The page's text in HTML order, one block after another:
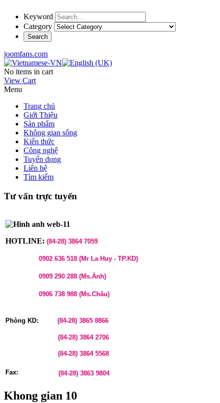
Keyword
Category
joomfans.com
No items in cart
View Cart
Menu
Trang chủ
Giới Thiệu
Sản phẩm
Không gian sống
Kiến thức
Công nghệ
Tuyển dụng
Liên hệ
Tìm kiếm
Tư vấn trực tuyến
HOTLINE: (84-28) 3864 7059
0902 636 518 (Mr La Huy - TP.KD)
0909 290 288 (Ms.Ảnh)
0906 738 988 (Ms.Châu)
Phòng KD: (84-28) 3865 8866
(84-28) 3864 2706
(84-28) 3864 5568
Fax: (84-28) 3863 9804
Khong gian 10